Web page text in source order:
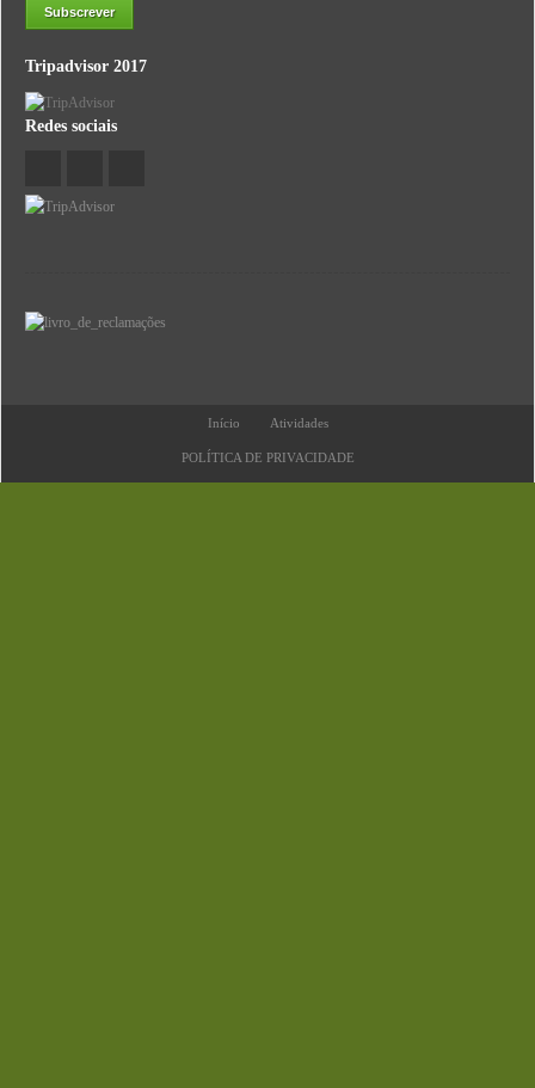
Tripadvisor 2017
Redes sociais
Início Atividades
POLÍTICA DE PRIVACIDADE